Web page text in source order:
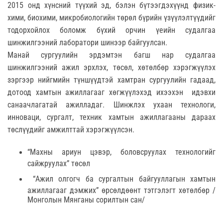
2015 онд хүнсний түүхий эд, бэлэн бүтээгдэхүүнд физик-
хими, биохими, микробиологийн төрөл бүрийн үзүүлэлтүүдийг
тодорхойлох боломж бүхий орчин үеийн судалгаа
шинжилгээний лаборатори шинээр байгуулсан.
Манай сургуулийн эрдэмтэн багш нар судалгаа
шинжилгээний ажил эрхлэх, төсөл, хөтөлбөр хэрэгжүүлэх
зэргээр нийгмийн түншүүдтэй хамтран сургуулийн гадаад,
дотоод хамтын ажиллагааг хөгжүүлэхэд ихээхэн идэвхи
санаачлагатай ажилладаг. Шинжлэх ухаан технологи,
инноваци, сургалт, техник хамтын ажиллагааны дараах
төслүүдийг амжилттай хэрэгжүүлсэн.
“Махны ариун цэвэр, боловсруулах технологийг
сайжруулах” төсөл
“Ажил олгогч ба сургалтын байгууллагын хамтын
ажиллагааг дэмжих” өрсөлдөөнт тэтгэлэгт хөтөлбөр /
Монголын Мянганы сорилтын сан/